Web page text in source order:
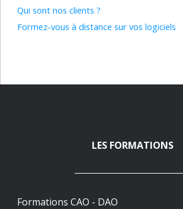
Qui sont nos clients ?
Formez-vous à distance sur vos logiciels
LES FORMATIONS
Formations CAO - DAO